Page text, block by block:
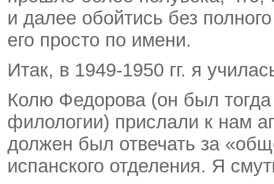
и далее обойтись без
его просто по имени.
Итак, в 1949-1950 гг. я
Колю Федорова (он был
филологии) прислали к нам
должен был отвечать за
испанского отделения. Я